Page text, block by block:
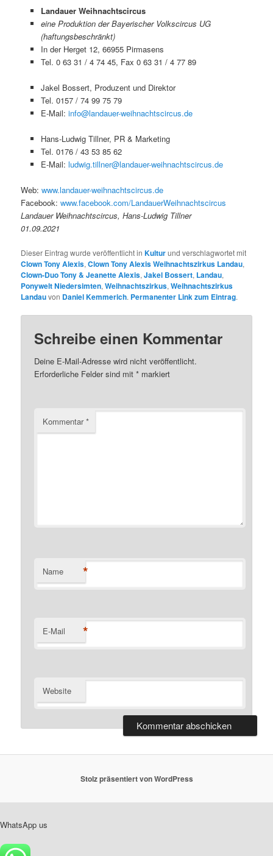
Landauer Weihnachtscircus
eine Produktion der Bayerischer Volkscircus UG
(haftungsbeschränkt)
In der Herget 12, 66955 Pirmasens
Tel. 0 63 31 / 4 74 45, Fax 0 63 31 / 4 77 89
Jakel Bossert, Produzent und Direktor
Tel. 0157 / 74 99 75 79
E-Mail: info@landauer-weihnachtscircus.de
Hans-Ludwig Tillner, PR & Marketing
Tel. 0176 / 43 53 85 62
E-Mail: ludwig.tillner@landauer-weihnachtscircus.de
Web:www.landauer-weihnachtscircus.de
Facebook:www.facebook.com/LandauerWeihnachtscircus
Landauer Weihnachtscircus, Hans-Ludwig Tillner
01.09.2021
Dieser Eintrag wurde veröffentlicht inKulturund verschlagwortet mit
Clown Tony Alexis,Clown Tony Alexis Weihnachtszirkus Landau,
Clown-Duo Tony & Jeanette Alexis,Jakel Bossert, Landau,
Ponywelt Niedersimten,Weihnachtszirkus,Weihnachtszirkus
Landauvon Daniel Kemmerich. Permanenter Link zum Eintrag.
Schreibe einen Kommentar
Deine E-Mail-Adresse wird nicht veröffentlicht.
Erforderliche Felder sind mit* markiert
Kommentar*
Name *
E-Mail *
Website
Stolz präsentiert von WordPress
WhatsApp us